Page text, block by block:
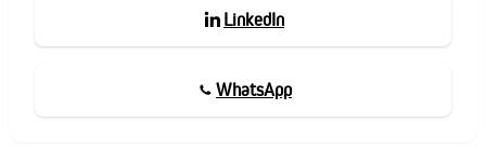
LinkedIn
WhatsApp